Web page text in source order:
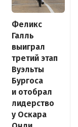
Феликс
Галль
выиграл
третий этап
Вуэльты
Бургоса
и отобрал
лидерство
у Оскара